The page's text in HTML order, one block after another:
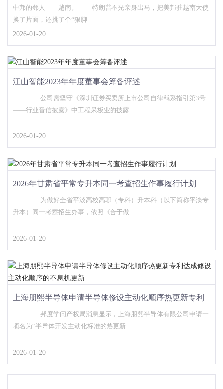
中邦的邻人——越南。 特朗普不光亲身出马，把美邦驻越南大使
换了片面，还挑了个“狠脚
2026-01-20
江山智能2023年年度董事会筹备评述
——行业音信披露》中工程呆板业的披露
2026-01-20
2026年甘肃省平常专升本同一考查招生作事履行计划
升本）同一考察招生办事，依照《合于做
2026-01-20
上海朋熙半导体申请半导体修设主动化顺序热更新专利
达成修设主动化顺序的不息机更新
项名为“半导体开发主动化标准的热更新
2026-01-20